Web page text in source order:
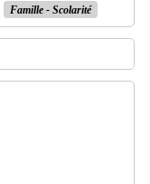
Famille - Scolarité